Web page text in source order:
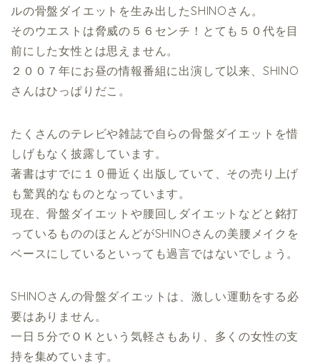
ルの骨盤ダイエットを生み出したSHINOさん。
そのウエストは脅威の５６センチ！とても５０代を目
前にした女性とは思えません。
２００７年にお昼の情報番組に出演して以来、SHINO
さんはひっぱりだこ。
たくさんのテレビや雑誌で自らの骨盤ダイエットを惜
しげもなく披露しています。
著書はすでに１０冊近く出版していて、その売り上げ
も驚異的なものとなっています。
現在、骨盤ダイエットや腰回しダイエットなどと銘打
っているもののほとんどがSHINOさんの美腰メイクを
ベースにしているといっても過言ではないでしょう。
SHINOさんの骨盤ダイエットは、激しい運動をする必
要はありません。
一日５分でＯＫという気軽さもあり、多くの女性の支
持を集めています。